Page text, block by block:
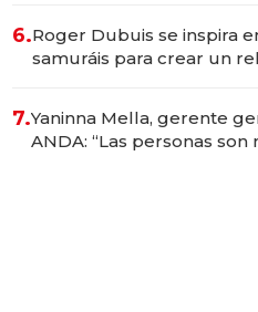
6.Roger Dubuis se inspira
samuráis para crear un
7.Yaninna Mella, gerente
ANDA: “Las personas son